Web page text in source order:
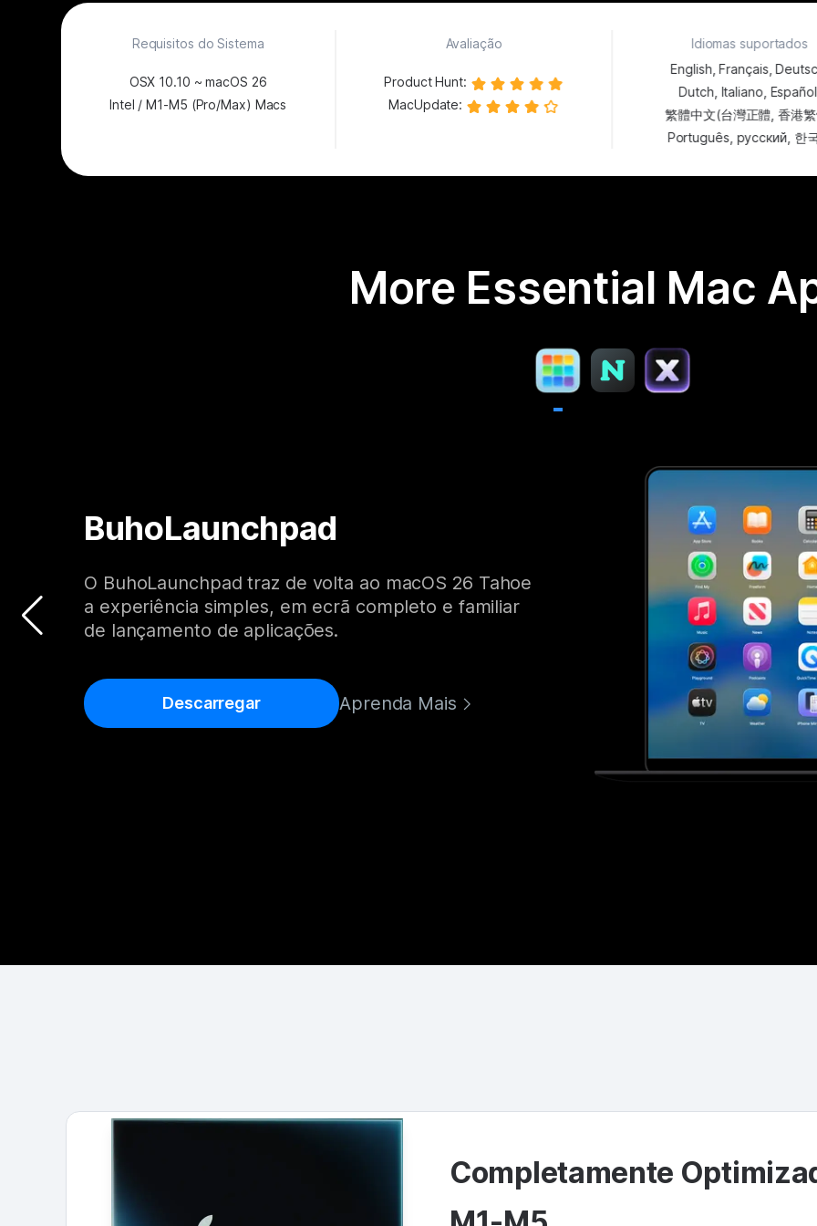
Requisitos do Sistema
OSX 10.10 ~ macOS 26
Intel / M1-M5 (Pro/Max) Macs
Avaliação
Product Hunt:
MacUpdate:
Idiomas suportados
English, Français,
Dutch, Italiano,
繁體中文(台灣正體, 香港
Português, русский, 한
More Essential Mac
BuhoLaunchpad
O BuhoLaunchpad traz de volta ao macOS 26 Tahoe
a experiência simples, em ecrã completo e familiar
de lançamento de aplicações.
Descarregar Aprenda Mais
Completamente